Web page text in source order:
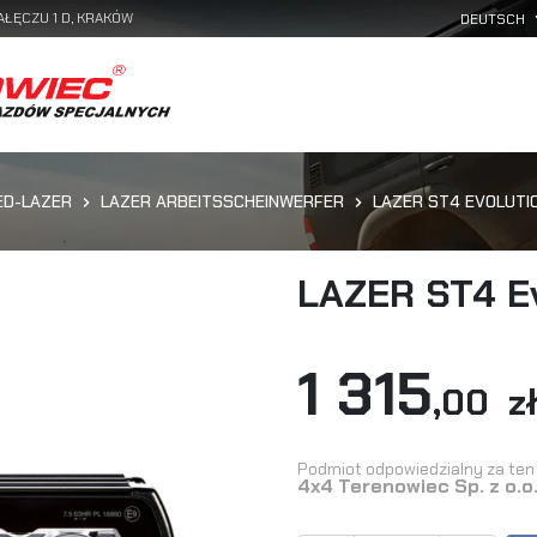
1 D, KRAKÓW
LAZER LAZER ARBEITSSCHEINWERFER LAZER ST4
LAZER ST4
1 315,00 zł
Podmiot odpowiedzialny za
4x4 Terenowiec Sp. z o.o.